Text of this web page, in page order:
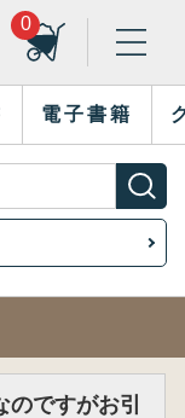
0
電子書籍
ですがお引